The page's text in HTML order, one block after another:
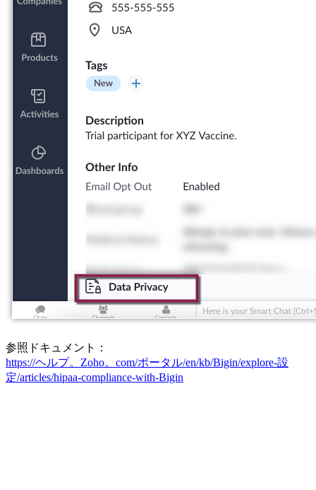
参照ドキュメント：
https://ヘルプ。Zoho。com/ポータル/en/kb/Bigin/explore-設
定/articles/hipaa-compliance-with-Bigin